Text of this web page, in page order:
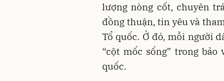
lượng nòng cốt, chuyên
đồng thuận, tin yêu và
Tổ quốc. Ở đó, mỗi người
“cột mốc sống” trong
quốc.